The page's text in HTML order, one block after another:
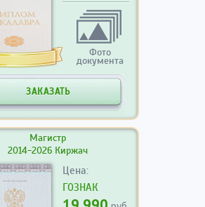
Фото
документа
ЗАКАЗАТЬ
Магистр
2014-2026 Киржач
Цена:
ГОЗНАК